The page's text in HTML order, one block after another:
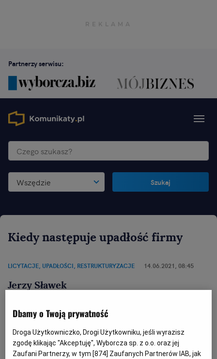
Partnerzy serwisu:
Wszędzie Szukaj
Kiedy następuje upadłość firmy
LICYTACJE, UPADŁOŚCI, RESTRUKTURYZACJE 14.06.2021, 08:45
Jerzy Sławek
Dbamy o Twoją prywatność
Droga Użytkowniczko, Drogi Użytkowniku, jeśli wyrazisz
zgodę klikając "Akceptuję", Wyborcza sp. z o.o. oraz jej
Zaufani Partnerzy, w tym [874] Zaufanych Partnerów IAB, jak